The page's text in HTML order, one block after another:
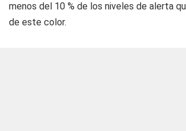
menos del 10 % de los niveles de alerta
de este color.